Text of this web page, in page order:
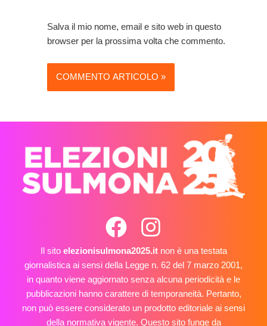
Salva il mio nome, email e sito web in questo
browser per la prossima volta che commento.
Il sito elezionisulmona2025.itnon è una testata
giornalistica ai sensi della Legge n. 62 del 7 marzo 2001,
in quanto viene aggiornato senza alcuna periodicità e le
pubblicazioni hanno carattere di temporaneità. Pertanto,
non può essere considerato un prodotto editoriale ai sensi
della normativa vigente. Questo sito funge da